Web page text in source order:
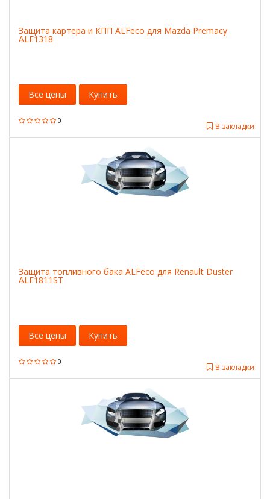
Защита картера и КПП ALFeco для Mazda Premacy
ALF1318
0
В закладки
Все цены Купить
Защита топливного бака ALFeco для Renault Duster
ALF1811ST
0
В закладки
Все цены Купить